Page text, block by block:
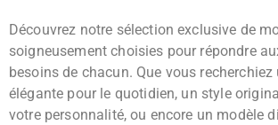
Découvrez notre sélection exclusive de
soigneusement choisies pour répondre
besoins de chacun. Que vous
élégante pour le quotidien, un style
votre personnalité, ou encore un modèle